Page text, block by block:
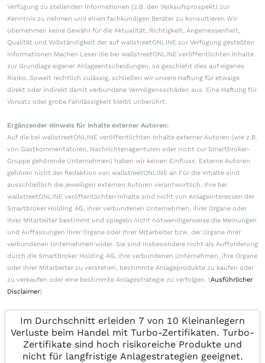
Verfügung zu stellenden Informationen (z.B. den Verkaufsprospekt) zur
Kenntnis zu nehmen und einen fachkundigen Berater zu konsultieren.Wir
übernehmen keine Gewähr für die Aktualität, Richtigkeit, Angemessenheit,
Qualität und Vollständigkeit der auf wallstreetONLINE zur Verfügung gestellten
Informationen.Machen Leser die bei wallstreetONLINE veröffentlichten Inhalte
zur Grundlage eigener Anlageentscheidungen, so geschieht dies auf eigenes
Risiko. Soweit rechtlich zulässig, schließen wir unsere Haftung für etwaige
direkt oder indirekt damit verbundene Vermögensschäden aus. Eine Haftung für
Vorsatz oder grobe Fahrlässigkeit bleibt unberührt.
Ergänzender Hinweis für Inhalte externer Autoren:
Auf die bei wallstreetONLINE veröffentlichten Inhalte externer Autoren (wie z.B.
von Gastkommentatoren, Nachrichtenagenturen oder nicht zur Smartbroker-
Gruppe gehörende Unternehmen) haben wir keinen Einfluss. Externe Autoren
gehören nicht der Redaktion von wallstreetONLINE an.Für die Inhalte sind
ausschließlich die jeweiligen externen Autoren verantwortlich. Ihre bei
wallstreetONLINE veröffentlichten Inhalte sind nicht von Anlageinteressen der
Smartbroker Holding AG, ihrer verbundenen Unternehmen, ihrer Organe oder
ihrer Mitarbeiter bestimmt und spiegeln nicht notwendigerweise die Meinungen
und Auffassungen ihrer Organe oder ihrer Mitarbeiter bzw. der Organe ihrer
verbundenen Unternehmen wider. Sie sind insbesondere nicht als Aufforderung
durch die Smartbroker Holding AG, ihre verbundenen Unternehmen, ihre Organe
oder ihrer Mitarbeiter zu verstehen, bestimmte Anlageprodukte zu kaufen oder
zu verkaufen oder eine bestimmte Anlagestrategie zu verfolgen. (Ausführlicher
Disclaimer)
Im Durchschnitt erleiden 7 von 10 Kleinanlegern
Verluste beim Handel mit Turbo-Zertifikaten. Turbo-
Zertifikate sind hoch risikoreiche Produkte und
nicht für langfristige Anlagestrategien geeignet.